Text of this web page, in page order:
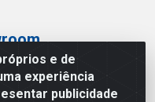
e de
experiência
publicidade
- São Paulo/SP